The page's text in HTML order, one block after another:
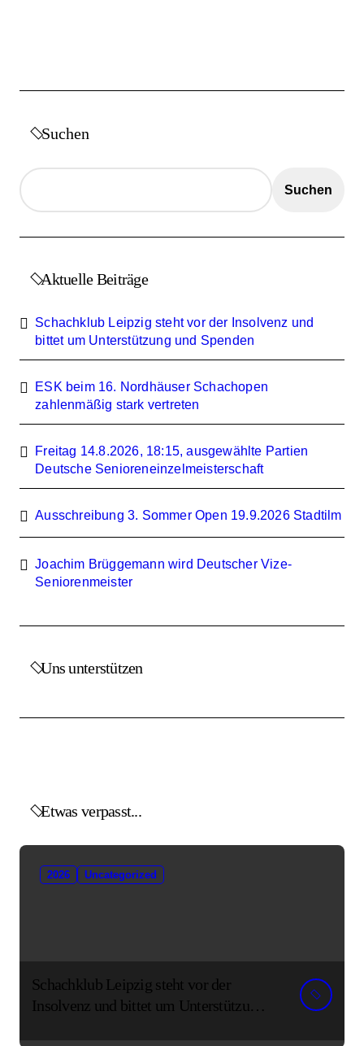
r
e
Suchen
Suchen
Aktuelle Beiträge
Schachklub Leipzig steht vor der Insolvenz und
bittet um Unterstützung und Spenden
ESK beim 16. Nordhäuser Schachopen
zahlenmäßig stark vertreten
Freitag 14.8.2026, 18:15, ausgewählte Partien
Deutsche Senioreneinzelmeisterschaft
Ausschreibung 3. Sommer Open 19.9.2026 Stadtilm
Joachim Brüggemann wird Deutscher Vize-
Seniorenmeister
Uns unterstützen
Etwas verpasst...
2026 Uncategorized
Schachklub Leipzig steht vor der
Insolvenz und bittet um Unterstützung